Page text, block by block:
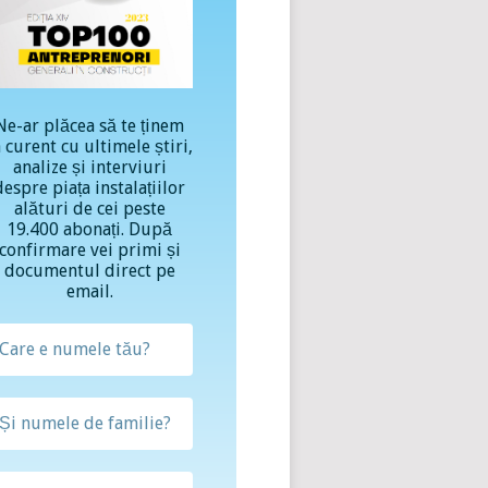
ar plăcea să te ținem
curent cu ultimele știri,
analize și interviuri
piața instalațiilor
alături de cei peste
19.400 abonați. După
vei primi și
documentul direct pe
email.